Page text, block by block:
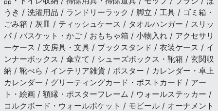
うき / 洗濯用品 / ランドリーラック / 脚立 / 工具 / ゴミ箱・
ごみ箱 / 灰皿 / ティッシュケース / タオルハンガー / スリッ
パ / バスケット・かご / おもちゃ箱 / 小物入れ / アクセサリ
ーケース / 文房具・文具 / ブックスタンド / 衣装ケース / イ
ンナーボックス / 傘立て / シューズボックス・靴箱 / 玄関収
納 / 靴べら / インテリア雑貨 / ポスター / カレンダー・卓上
カレンダー / グリーティングカード・ポストカード / アー
ト・絵画 / 額縁・ポスターフレーム / ウォールステッカー /
コルクボード・ウォールポケット / モビール / オーナメント